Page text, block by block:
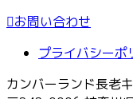
お問い合わせ
プライバシーポ
カンバーランド長老